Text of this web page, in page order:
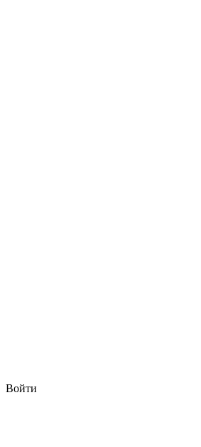
Войти